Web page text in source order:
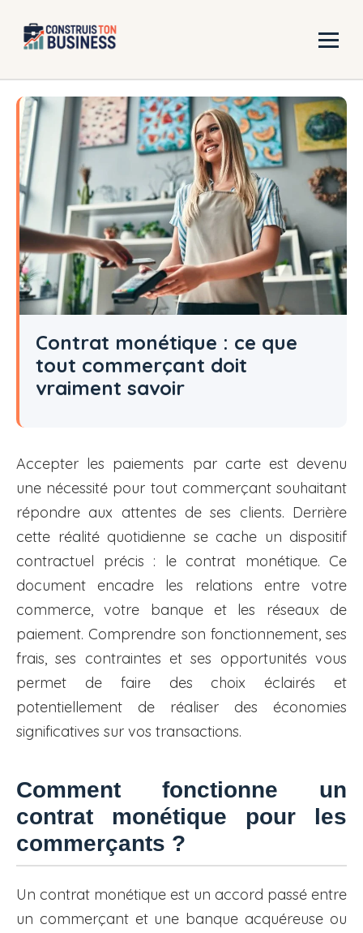
contenu
Contrat monétique : ce que
tout commerçant doit
vraiment savoir
Accepter les paiements par carte est devenu
une nécessité pour tout commerçant souhaitant
répondre aux attentes de ses clients. Derrière
cette réalité quotidienne se cache un dispositif
contractuel précis : le contrat monétique. Ce
document encadre les relations entre votre
commerce, votre banque et les réseaux de
paiement. Comprendre son fonctionnement, ses
frais, ses contraintes et ses opportunités vous
permet de faire des choix éclairés et
potentiellement de réaliser des économies
significatives sur vos transactions.
Comment fonctionne un
contrat monétique pour les
commerçants ?
Un contrat monétique est un accord passé entre
un commerçant et une banque acquéreuse ou